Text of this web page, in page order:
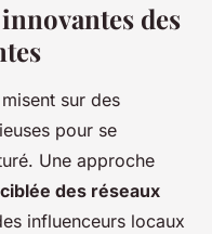
des
misent sur des
pour se
Une approche
des réseaux
influenceurs locaux